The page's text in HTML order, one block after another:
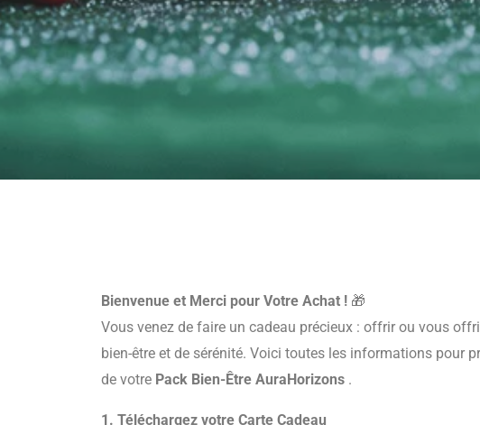
Bienvenue et Merci pour Votre Achat ! 🎁
Vous venez de faire un cadeau précieux : offrir ou vous
bien-être et de sérénité. Voici toutes les informations pour
de votre Pack Bien-Être AuraHorizons .
1. Téléchargez votre Carte Cadeau